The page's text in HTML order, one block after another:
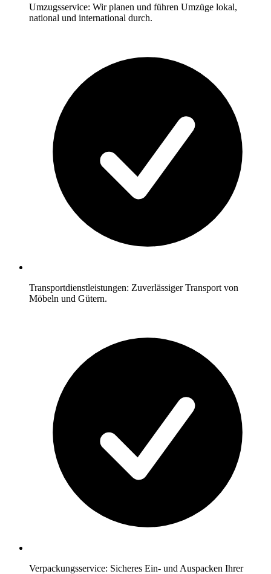
Umzugsservice: Wir planen und führen Umzüge lokal,
national und international durch.
Transportdienstleistungen: Zuverlässiger Transport von
Möbeln und Gütern.
Verpackungsservice: Sicheres Ein- und Auspacken Ihrer